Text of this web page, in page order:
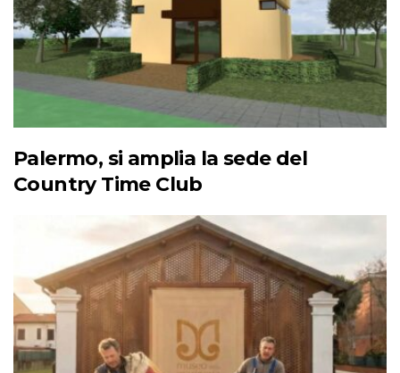
Palermo, si amplia la sede del
Country Time Club